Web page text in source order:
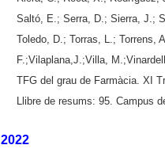
Saltó, E.; Serra, D.; Sierra, J.;
Toledo, D.; Torras, L.; Torrens,
F.;Vilaplana,J.;Villa,
TFG del grau de Farmàcia. XI
Llibre de resums: 95. Campus
2022